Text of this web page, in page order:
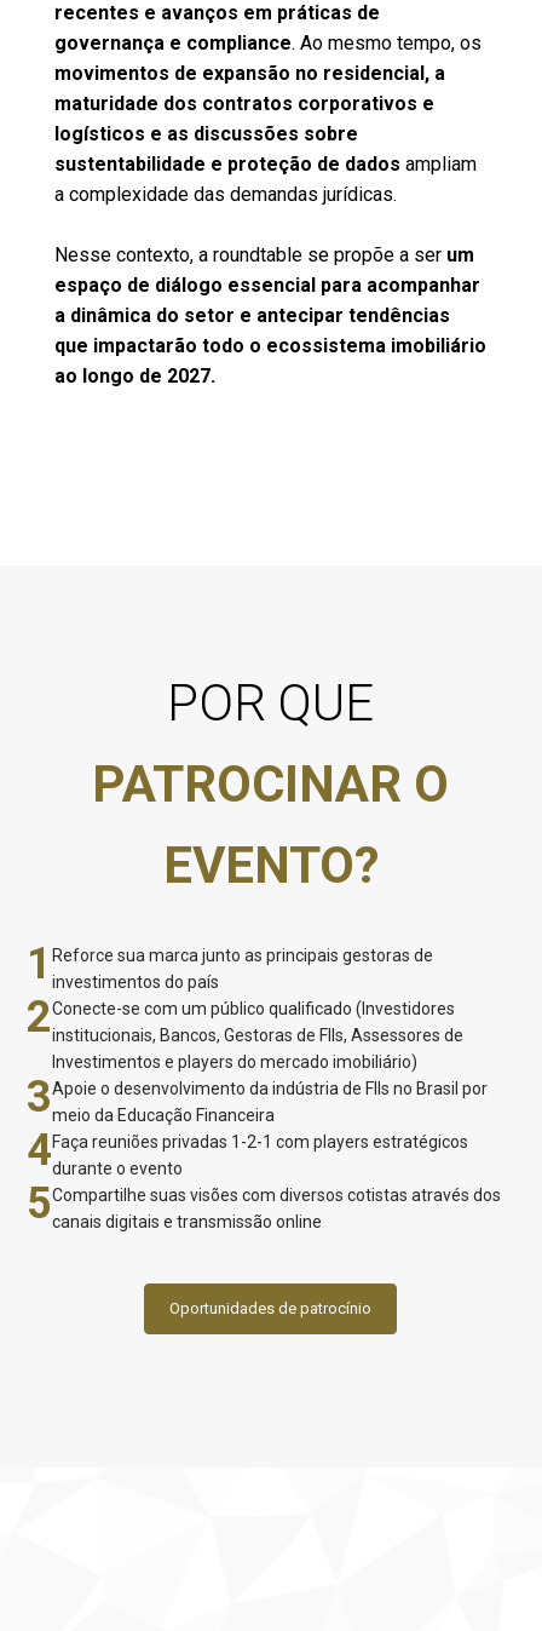
recentes e avanços em práticas de
governança e compliance. Ao mesmo tempo, os
movimentos de expansão no residencial, a
maturidade dos contratos corporativos e
logísticos e as discussões sobre
sustentabilidade e proteção de dados ampliam
a complexidade das demandas jurídicas.
Nesse contexto, a roundtable se propõe a ser um
espaço de diálogo essencial para acompanhar
a dinâmica do setor e antecipar tendências
que impactarão todo o ecossistema imobiliário
ao longo de 2027.
POR QUE
PATROCINAR O
EVENTO?
1Reforce sua marca junto as principais gestoras de
investimentos do país
2Conecte-se com um público qualificado (Investidores
institucionais, Bancos, Gestoras de FIIs, Assessores de
Investimentos e players do mercado imobiliário)
3Apoie o desenvolvimento da indústria de FIIs no Brasil por
meio da Educação Financeira
4Faça reuniões privadas 1-2-1 com players estratégicos
durante o evento
5Compartilhe suas visões com diversos cotistas através dos
canais digitais e transmissão online
Oportunidades de patrocínio